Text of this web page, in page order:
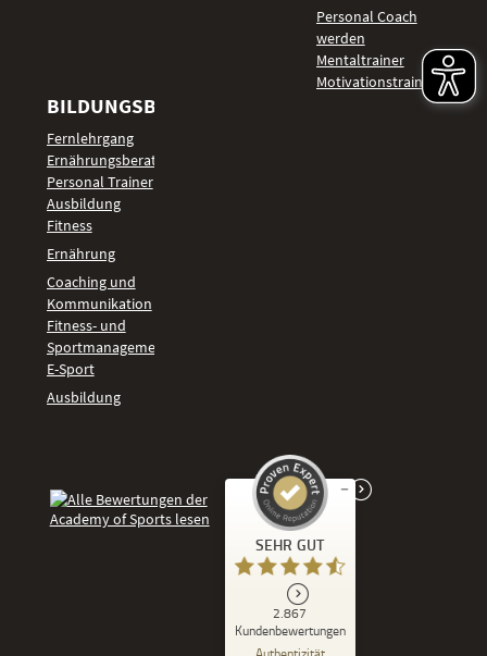
Personal Coach
werden
Mentaltrainer
Motivationstrainer
BILDUNGSBEREICHE
Fernlehrgang
Ernährungsberater
Personal Trainer
Ausbildung
Fitness
Ernährung
Coaching und
Kommunikation
Fitness- und
Sportmanagement
E-Sport
Ausbildung
SEHR GUT
2.867
Kundenbewertungen
Kundenbewertungen und Erfahrungen zu
Academy of Sports
%
Empfehlungen auf